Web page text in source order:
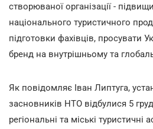
створюваної організації -
національного туристичного
підготовки фахівців, просувати
бренд на внутрішньому та
Як повідомляє Іван Липтуга,
засновників НТО відбулися 5
регіональні та міські туристичні